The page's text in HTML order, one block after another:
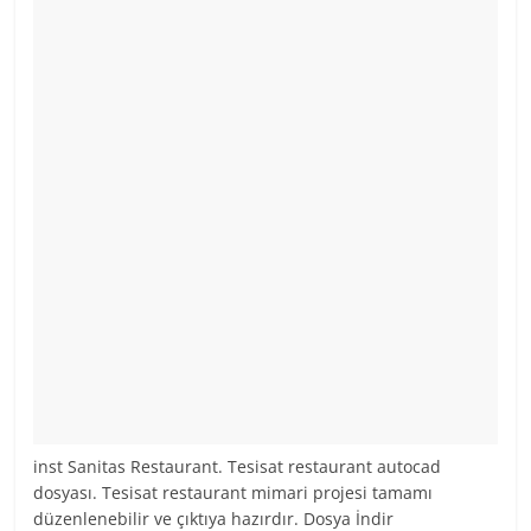
inst Sanitas Restaurant. Tesisat restaurant autocad
dosyası. Tesisat restaurant mimari projesi tamamı
düzenlenebilir ve çıktıya hazırdır. Dosya İndir